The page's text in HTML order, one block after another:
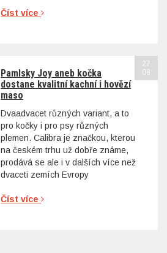
Číst více
Pamlsky Joy aneb kočka
dostane kvalitní kachní i hovězí
maso
Dvaadvacet různých variant, a to
pro kočky i pro psy různých
plemen. Calibra je značkou, kterou
na českém trhu už dobře známe,
prodává se ale i v dalších více než
dvaceti zemích Evropy
Číst více
27
08